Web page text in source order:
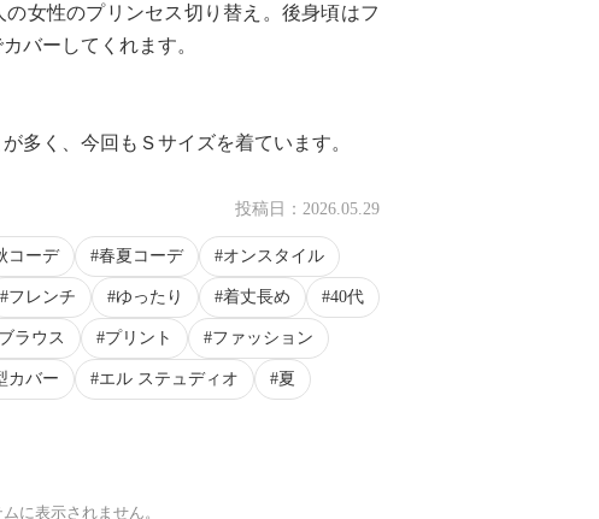
女性のプリンセス切り替え。後身頃はフ
バーしてくれます。
多く、今回もＳサイズを着ています。
投稿日： 2026.05.29
コーデ 春夏コーデ オンスタイル
フレンチ ゆったり 着丈長め 40代
ブラウス プリント ファッション
カバー エル ステュディオ 夏
に表示されません。